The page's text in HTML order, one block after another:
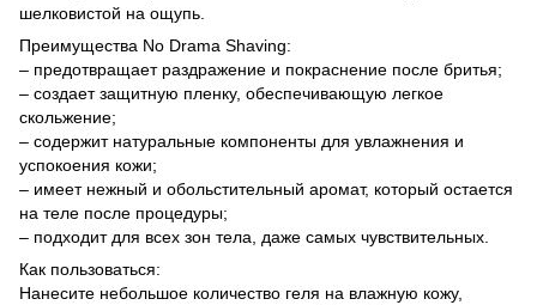
шелковистой на ощупь.
Преимущества No Drama Shaving:
– предотвращает раздражение и покраснение после бритья;
– создает защитную пленку, обеспечивающую легкое
скольжение;
– содержит натуральные компоненты для увлажнения и
успокоения кожи;
– имеет нежный и обольстительный аромат, который остается
на теле после процедуры;
– подходит для всех зон тела, даже самых чувствительных.
Как пользоваться:
Нанесите небольшое количество геля на влажную кожу,